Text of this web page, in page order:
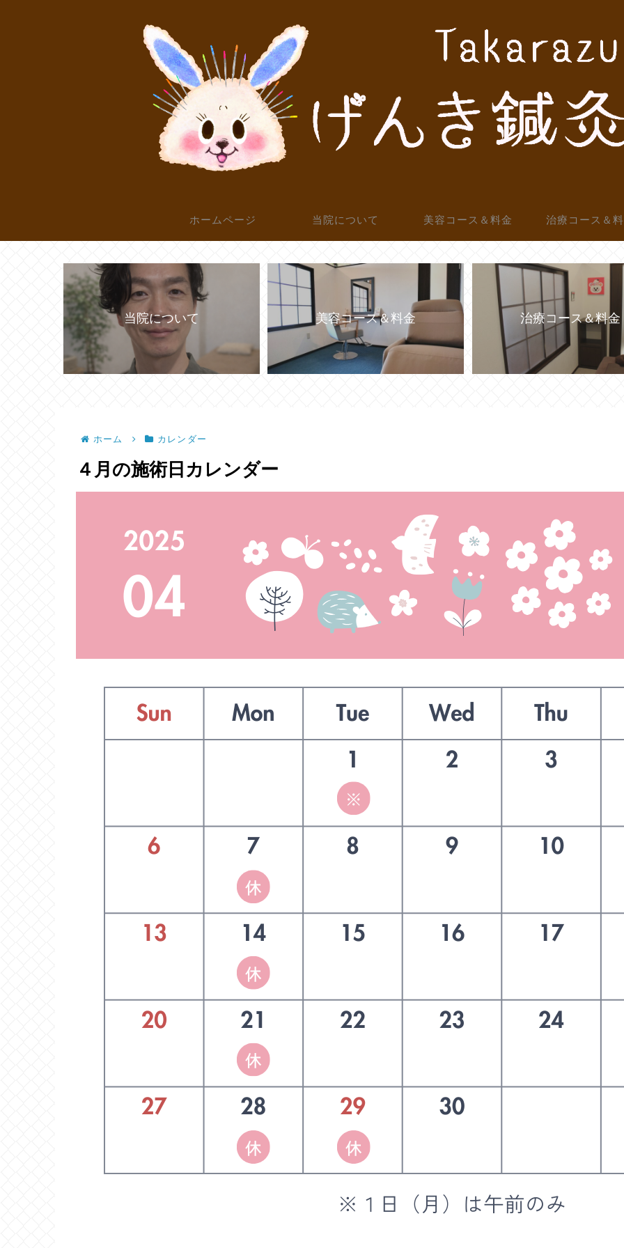
ホームページ 当院について 美容コース＆料金 治療コース＆
当院について 美容コース＆料金 治療コース＆料金
ホーム カレンダー
４月の施術日カレンダー